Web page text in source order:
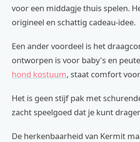
voor een middagje thuis spelen.
origineel en schattig cadeau-idee.
Een ander voordeel is het
ontworpen is voor baby's en
hond kostuum, staat comfort
Het is geen stijf pak met
zacht speelgoed dat je kunt
De herkenbaarheid van Kermit